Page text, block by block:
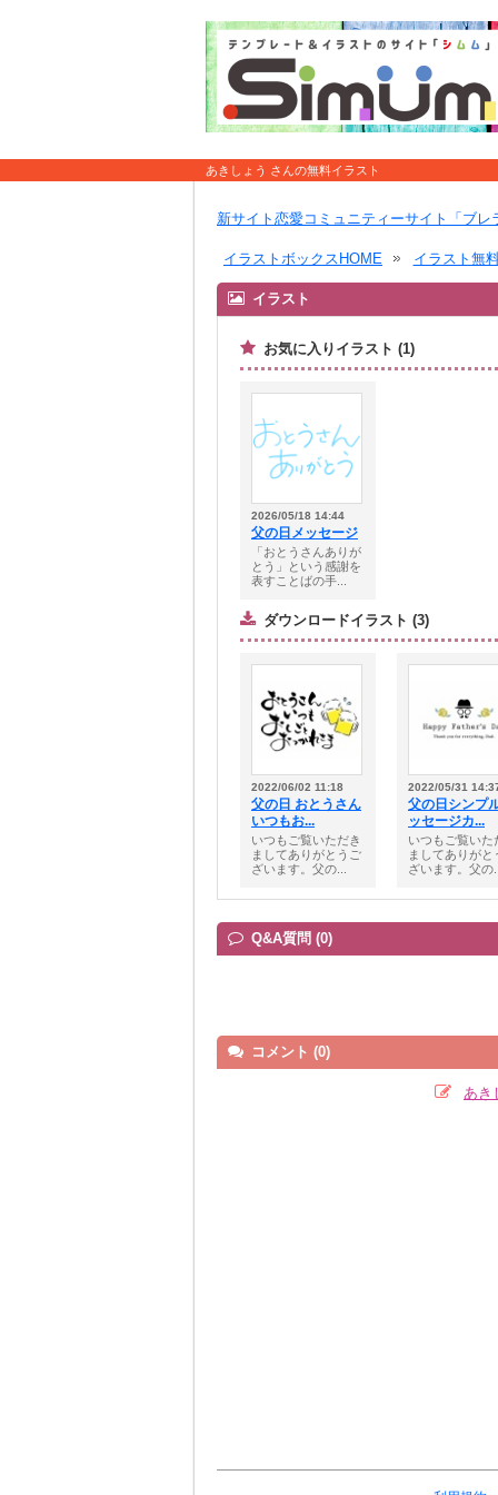
あきしょう さんの無料イラスト
新サイト恋愛コミュニティーサイト「ブレ
イラストボックスHOME イラスト無
イラスト
お気に入りイラスト (1)
2026/05/18 14:44
父の日メッセージ
「おとうさんありが
とう」という感謝を
表すことばの手...
ダウンロードイラスト (3)
2022/06/02 11:18
父の日 おとうさん
いつもお...
いつもご覧いただき
ましてありがとうご
ざいます。父の...
2022/05/31
父の日シンプ
ッセージカ...
いつもご覧いた
ましてありがと
ざいます。父の
Q&A質問 (0)
コメント (0)
あき